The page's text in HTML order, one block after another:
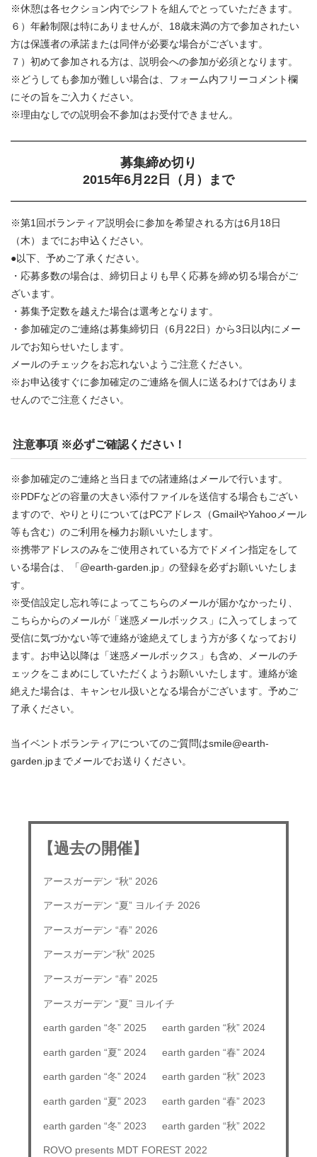
※休憩は各セクション内でシフトを組んでとっていただきます。
６）年齢制限は特にありませんが、18歳未満の方で参加されたい
方は保護者の承諾または同伴が必要な場合がございます。
７）初めて参加される方は、説明会への参加が必須となります。
※どうしても参加が難しい場合は、フォーム内フリーコメント欄
にその旨をご入力ください。
※理由なしでの説明会不参加はお受付できません。
募集締め切り
2015年6月22日（月）まで
※第1回ボランティア説明会に参加を希望される方は6月18日
（木）までにお申込ください。
●以下、予めご了承ください。
・応募多数の場合は、締切日よりも早く応募を締め切る場合がご
ざいます。
・募集予定数を越えた場合は選考となります。
・参加確定のご連絡は募集締切日（6月22日）から3日以内にメー
ルでお知らせいたします。
メールのチェックをお忘れないようご注意ください。
※お申込後すぐに参加確定のご連絡を個人に送るわけではありま
せんのでご注意ください。
注意事項 ※必ずご確認ください！
※参加確定のご連絡と当日までの諸連絡はメールで行います。
※PDFなどの容量の大きい添付ファイルを送信する場合もござい
ますので、やりとりについてはPCアドレス（GmailやYahooメール
等も含む）のご利用を極力お願いいたします。
※携帯アドレスのみをご使用されている方でドメイン指定をして
いる場合は、「@earth-garden.jp」の登録を必ずお願いいたしま
す。
※受信設定し忘れ等によってこちらのメールが届かなかったり、
こちらからのメールが「迷惑メールボックス」に入ってしまって
受信に気づかない等で連絡が途絶えてしまう方が多くなっており
ます。お申込以降は「迷惑メールボックス」も含め、メールのチ
ェックをこまめにしていただくようお願いいたします。連絡が途
絶えた場合は、キャンセル扱いとなる場合がございます。予めご
了承ください。
当イベントボランティアについてのご質問はsmile@earth-
garden.jpまでメールでお送りください。
【過去の開催】
アースガーデン “秋” 2026
アースガーデン “夏” ヨルイチ 2026
アースガーデン “春” 2026
アースガーデン“秋” 2025
アースガーデン “春” 2025
アースガーデン “夏” ヨルイチ
earth garden “冬” 2025 earth garden “秋” 2024
earth garden “夏” 2024 earth garden “春” 2024
earth garden “冬” 2024 earth garden “秋” 2023
earth garden “夏” 2023 earth garden “春” 2023
earth garden “冬” 2023 earth garden “秋” 2022
ROVO presents MDT FOREST 2022